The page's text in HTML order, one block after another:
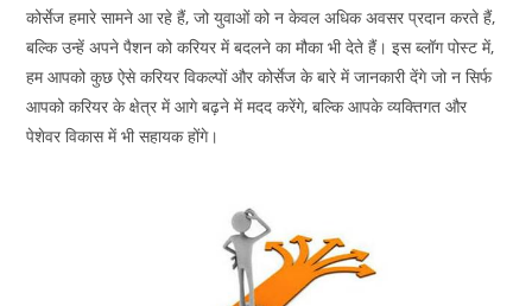
कोर्सेज हमारे सामने आ रहे हैं, जो युवाओं को न केवल अधिक अवसर प्रदान करते हैं,
बल्कि उन्हें अपने पैशन को करियर में बदलने का मौका भी देते हैं। इस ब्लॉग पोस्ट में,
हम आपको कुछ ऐसे करियर विकल्पों और कोर्सेज के बारे में जानकारी देंगे जो न सिर्फ
आपको करियर के क्षेत्र में आगे बढ़ने में मदद करेंगे, बल्कि आपके व्यक्तिगत और
पेशेवर विकास में भी सहायक होंगे।